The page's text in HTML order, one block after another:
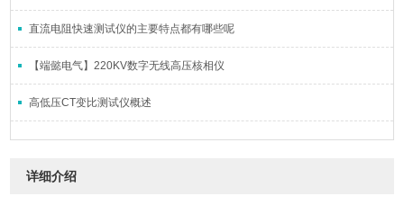
直流电阻快速测试仪的主要特点都有哪些呢
【端懿电气】220KV数字无线高压核相仪
高低压CT变比测试仪概述
详细介绍